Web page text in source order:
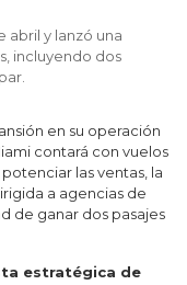
abril y lanzó una
incluyendo dos
en su operación
contará con vuelos
las ventas, la
a agencias de
de ganar dos pasajes
estratégica de